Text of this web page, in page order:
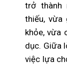
trở thành
thiếu, vừa
khỏe, vừa
dục. Giữa
việc lựa